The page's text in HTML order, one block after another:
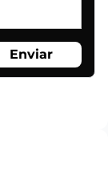
Enviar